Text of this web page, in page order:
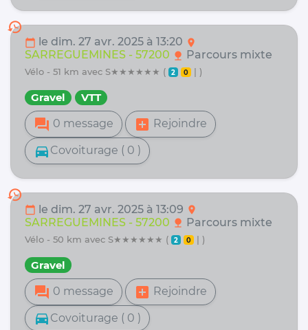
history
calendar_today le dim. 27 avr. 2025 à 13:20 location_on
SARREGUEMINES - 57200 nature Parcours mixte
vélo - 51 km avec S★★★★★★ ( 2 0 | )
Gravel VTT
forum 0 message add_box Rejoindre
directions_car Covoiturage ( 0 )
history
calendar_today le dim. 27 avr. 2025 à 13:09 location_on
SARREGUEMINES - 57200 nature Parcours mixte
vélo - 50 km avec S★★★★★★ ( 2 0 | )
Gravel
forum 0 message add_box Rejoindre
directions_car Covoiturage ( 0 )